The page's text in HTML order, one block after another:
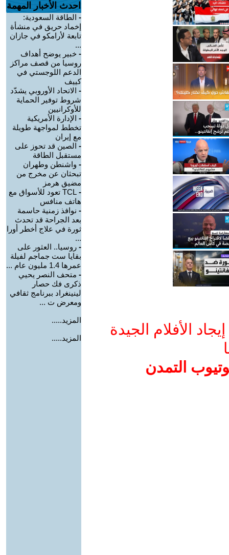
الأفلام الجيدة
التمدن
احدث الأخبار المهمة
- الطاقة السعودية:
إخماد حريق في منشأة
تابعة لأرامكو في جازان
...
- خبير يوضح أهداف
روسيا من قصف مراكز
الدعم اللوجستي في
كييف
- الاتحاد الأوروبي يشدّد
شروط توفير الحماية
للأوكرانيين
- الإدارة الأمريكية
تخطط لمواجهة طويلة
مع إيران
- الصين قد تحوز على
مستقبل الطاقة
- واشنطن وطهران
تبحثان عن مخرج من
مضيق هرمز
-
TCL تعود للأسواق مع
هاتف منافس
- نوافذ زمنية حاسمة
بعد الجراحة قد تحدث
ثورة في علاج أخطر أورا
...
- روسيا.. العثور على
بقايا ست جماجم لفيلة
عمرها 1.4 مليون عام ...
- متحف النصر يحيي
ذكرى فك حصار
لينينغراد ببرنامج ثقافي
ومعرض ت ...
المزيد.....
المزيد.....